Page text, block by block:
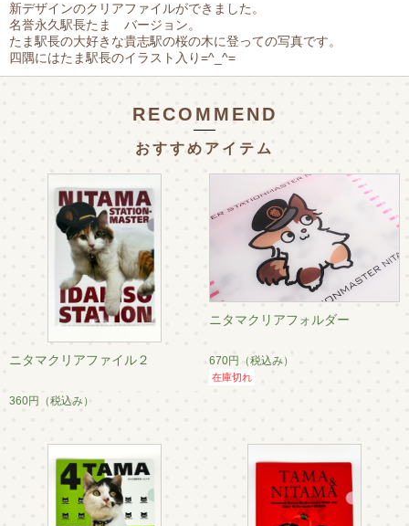
新デザインのクリアファイルができました。
名誉永久駅長たま バージョン。
たま駅長の大好きな貴志駅の桜の木に登っての写真です。
四隅にはたま駅長のイラスト入り=^_^=
RECOMMEND
おすすめアイテム
ニタマクリアファイル２
360円 （税込み）
ニタマクリアフォルダー
670円 （税込み）
在庫切れ